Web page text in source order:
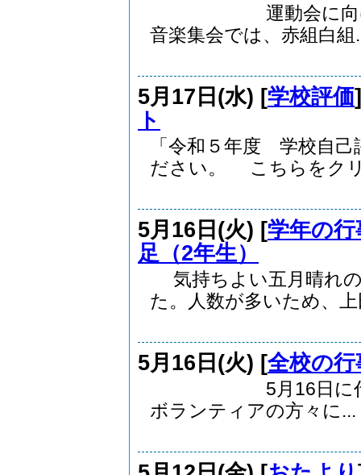
運動会に向けて音
音楽集会では、赤組白組
5月17日(水) [学校評価
ト
「令和５年度 学校自
ださい。 こちらをク
5月16日(火) [学年の行
足（2年生）
気持ちよい五月晴れ
た。人数が多いため、上
5月16日(火) [全校の行
5月16日に代かき
ボランティアの方々に...